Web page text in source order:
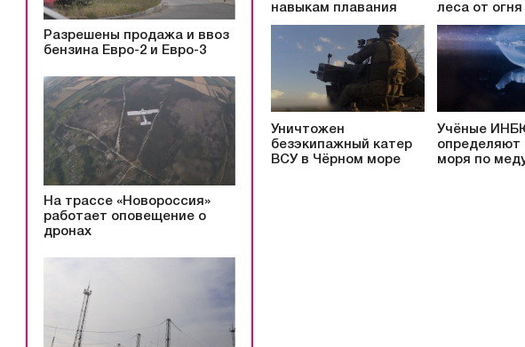
Разрешены продажа и ввоз
бензина Евро-2 и Евро-3
На трассе «Новороссия»
работает оповещение о
дронах
навыкам плавания
леса от огня
Уничтожен
безэкипажный катер
ВСУ в Чёрном море
Учёные
определяют
моря по